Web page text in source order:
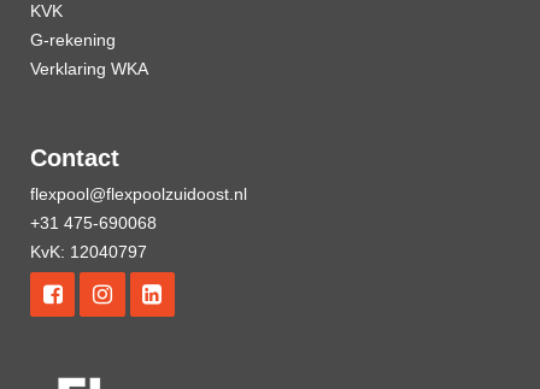
KVK
G-rekening
Verklaring WKA
Contact
flexpool@flexpoolzuidoost.nl
+31 475-690068
KvK: 12040797